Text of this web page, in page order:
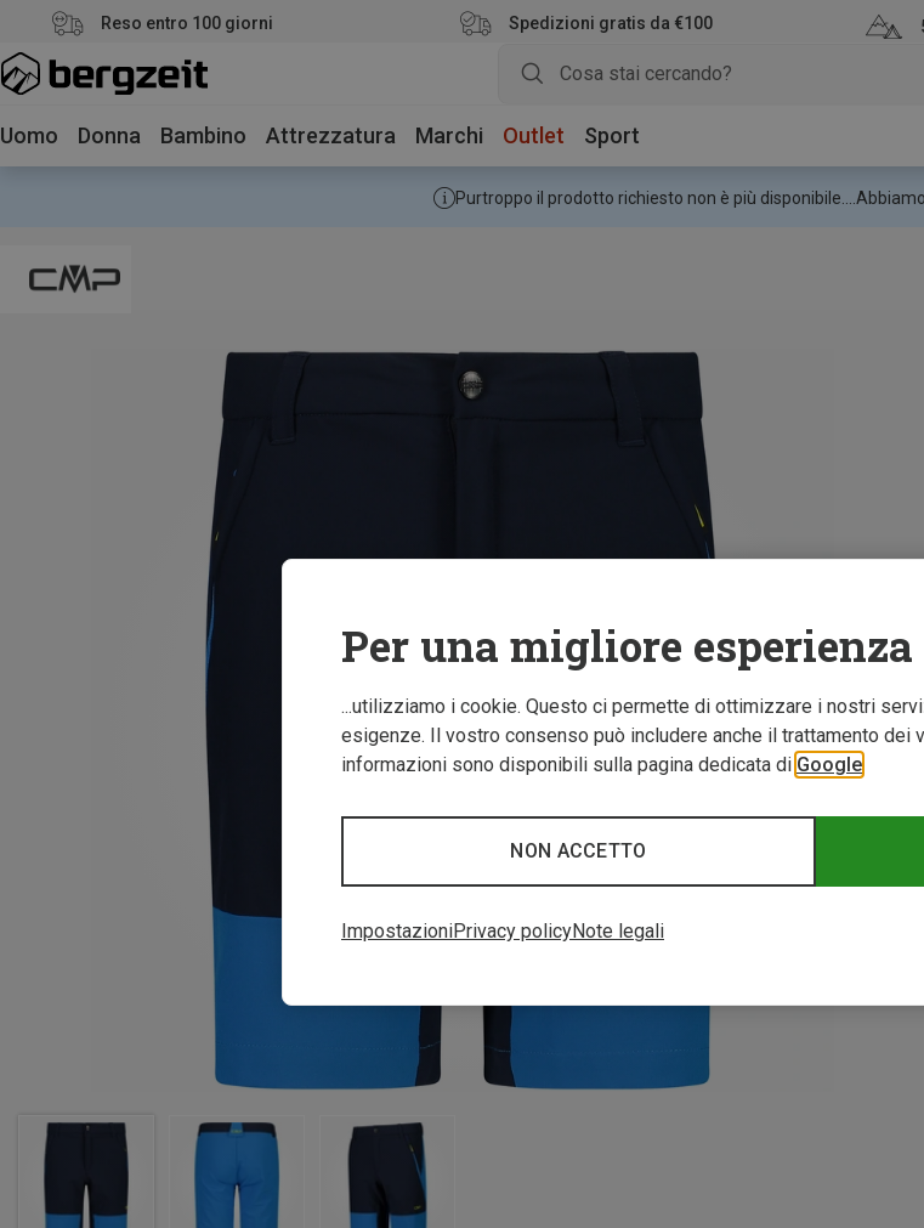
Reso entro 100 giorni Spedizioni gratis da €100
Uomo Donna Bambino Attrezzatura Marchi Outlet Sport
Purtroppo il prodotto richiesto non è più disponibile....
Per una migliore
...utilizziamo i cookie. Questo ci permette di ottimizzare i nostri
esigenze. Il vostro consenso può includere anche il trattamento dei
informazioni sono disponibili sulla pagina dedicata di Google
NON ACCETTO
ImpostazioniPrivacy policyNote legali